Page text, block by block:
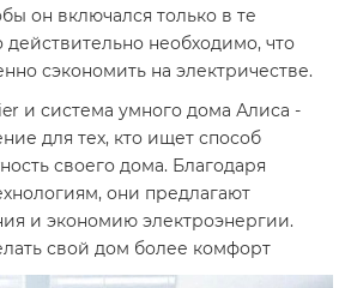
он включался только в те
действительно необходимо, что
сэкономить на электричестве.
и система умного дома Алиса -
для тех, кто ищет способ
своего дома. Благодаря
они предлагают
и экономию электроэнергии.
свой дом более комфорт